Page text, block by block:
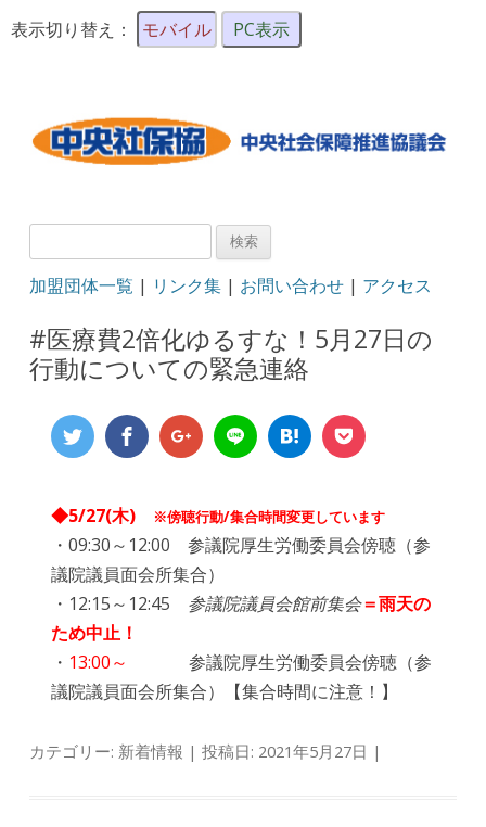
表示切り替え： モバイル PC表示
検
加盟団体一覧 | リンク集 | お問い合わせ | アクセス
#医療費2倍化ゆるすな！5月27日の
行動についての緊急連絡
◆5/27(木) ※傍聴行動/集合時間変更しています
・09:30～12:00 参議院厚生労働委員会傍聴（参
議院議員面会所集合）
・12:15～12:45 参議院議員会館前集会＝雨天の
ため中止！
・ 13:00～
参議院厚生労働委員会傍聴（参
議院議員面会所集合）【集合時間に注意！】
カテゴリー: 新着情報 | 投稿日: 2021年5月27日 |